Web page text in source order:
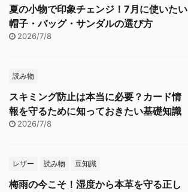
夏の小物で印象チェンジ！7月に使いたい
帽子・バッグ・サンダルの選び方
2026/7/8
読み物
スキミング防止は本当に必要？カード情
報を守るために知っておきたい基礎知識
2026/7/8
レザー 読み物 豆知識
梅雨の今こそ！湿度から本革を守る正し